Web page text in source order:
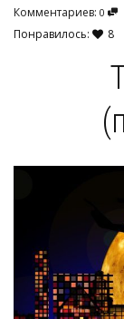
Комментариев: 0
Понравилось:
8